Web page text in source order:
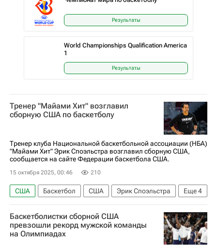
Результаты
World Championships Qualification America
1
Результаты
Тренер "Майами Хит" возглавил
сборную США по баскетболу
Тренер клуба Национальной баскетбольной ассоциации (НБА)
"Майами Хит" Эрик Споэльстра возглавил сборную США,
сообщается на сайте Федерации баскетбола США.
15 октября 2025, 00:46 210
Еще4
США Баскетбол США
Эрик Споэльстра
Стив Керр
Майами Хит
Кубок мира по баскетболу
НБА
Баскетболистки сборной США
превзошли рекорд мужской команды
на Олимпиадах